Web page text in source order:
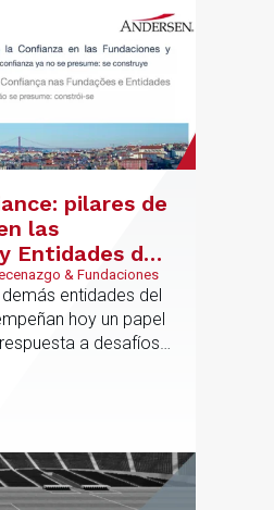
pilares de
las
Entidades del
– La confianza
se
& Fundaciones
entidades del
hoy un papel
a desafíos